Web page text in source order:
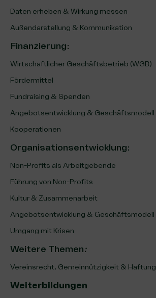
Daten erheben & Wirkung messen
Außendarstellung & Kommunikation
Finanzierung:
Wirtschaftlicher Geschäftsbetrieb (WGB)
Fördermittel
Fundraising & Spenden
Angebotsentwicklung & Geschäftsmodell
Kooperationen
Organisationsentwicklung:
Non-Profits als Arbeitgebende
Führung von Non-Profits
Kultur & Zusammenarbeit
Angebotsentwicklung & Geschäftsmodell
Umgang mit Krisen
Weitere Themen:
Vereinsrecht, Gemeinnützigkeit & Haftung
Weiterbildungen